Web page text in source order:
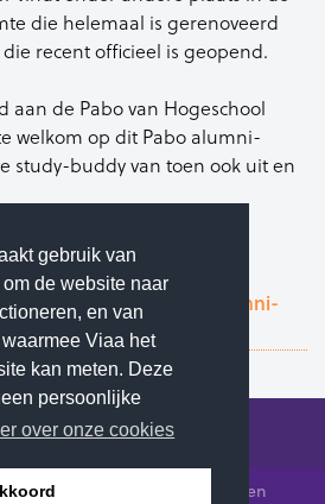
gebruik van
de website naar
en van
Viaa het
kan meten. Deze
persoonlijke
over onze cookies
die helemaal is gerenoveerd
recent officieel is geopend.
aan de Pabo van Hogeschool
welkom op dit Pabo alumni-
study-buddy van toen ook uit en
is gratis.
aanmelden voor het alumni-
Viaa - Alle rechten voorbehouden